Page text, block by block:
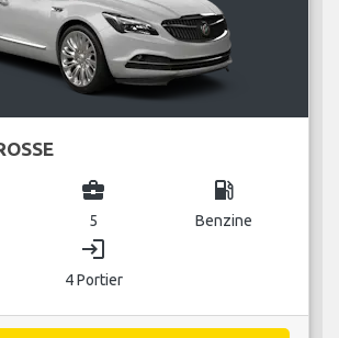
business_center
5
local_gas_station
Benzine
login
4 Portier